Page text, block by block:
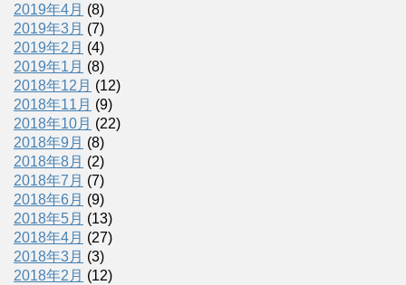
2019年4月 (8)
2019年3月 (7)
2019年2月 (4)
2019年1月 (8)
2018年12月 (12)
2018年11月 (9)
2018年10月 (22)
2018年9月 (8)
2018年8月 (2)
2018年7月 (7)
2018年6月 (9)
2018年5月 (13)
2018年4月 (27)
2018年3月 (3)
2018年2月 (12)